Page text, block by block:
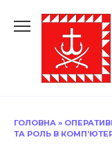
до
ГОЛОВНА »
ТА РОЛЬ В